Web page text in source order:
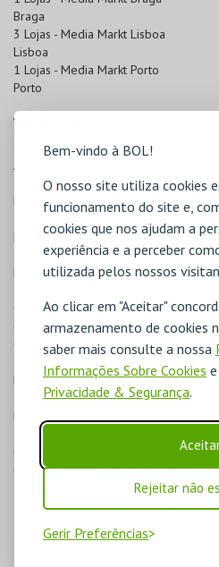
Bem-vindo à BOL!
O nosso site utiliza cookies
funcionamento do site e,
cookies que nos ajudam a
experiência e a perceber
utilizada pelos nossos
Ao clicar em "Aceitar"
armazenamento de cookies
saber mais consulte a nossa
Informações Sobre Cookies e
Privacidade & Segurança.
Rejeitar não
Gerir Preferências
Braga
3 Lojas - Media Markt Lisboa
Lisboa
1 Lojas - Media Markt Porto
Porto
WORTEN:
9 Lojas - Worten Aveiro
Aveiro
3 Lojas - Worten Beja
Beja
Braga
3 Lojas - Worten Bragança
Bragança
Castelo Branco
6 Lojas - Worten Coimbra
Coimbra
5 Lojas - Worten Évora
Évora
12 Lojas - Worten Faro
Faro
3 Lojas - Worten Guarda
6 Lojas - Worten Ilha da Madeira
1 Lojas - Worten Ilha de S. Miguel
1 Lojas - Worten Ilha do Faial